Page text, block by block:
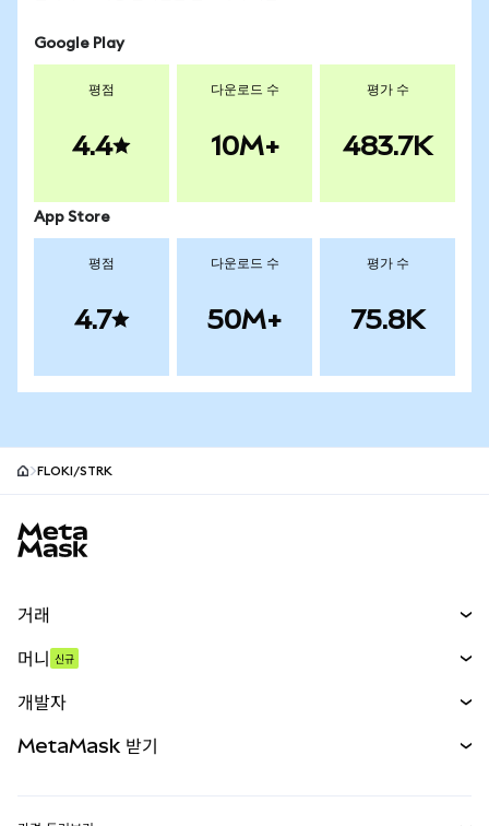
Google Play
평점
4.4
다운로드 수
10M+
평가 수
483.7K
App Store
평점
4.7
다운로드 수
50M+
평가 수
75.8K
FLOKI/STRK
거래
무기한 선물
실물자산
머니 신규
개발자
MetaMask 받기